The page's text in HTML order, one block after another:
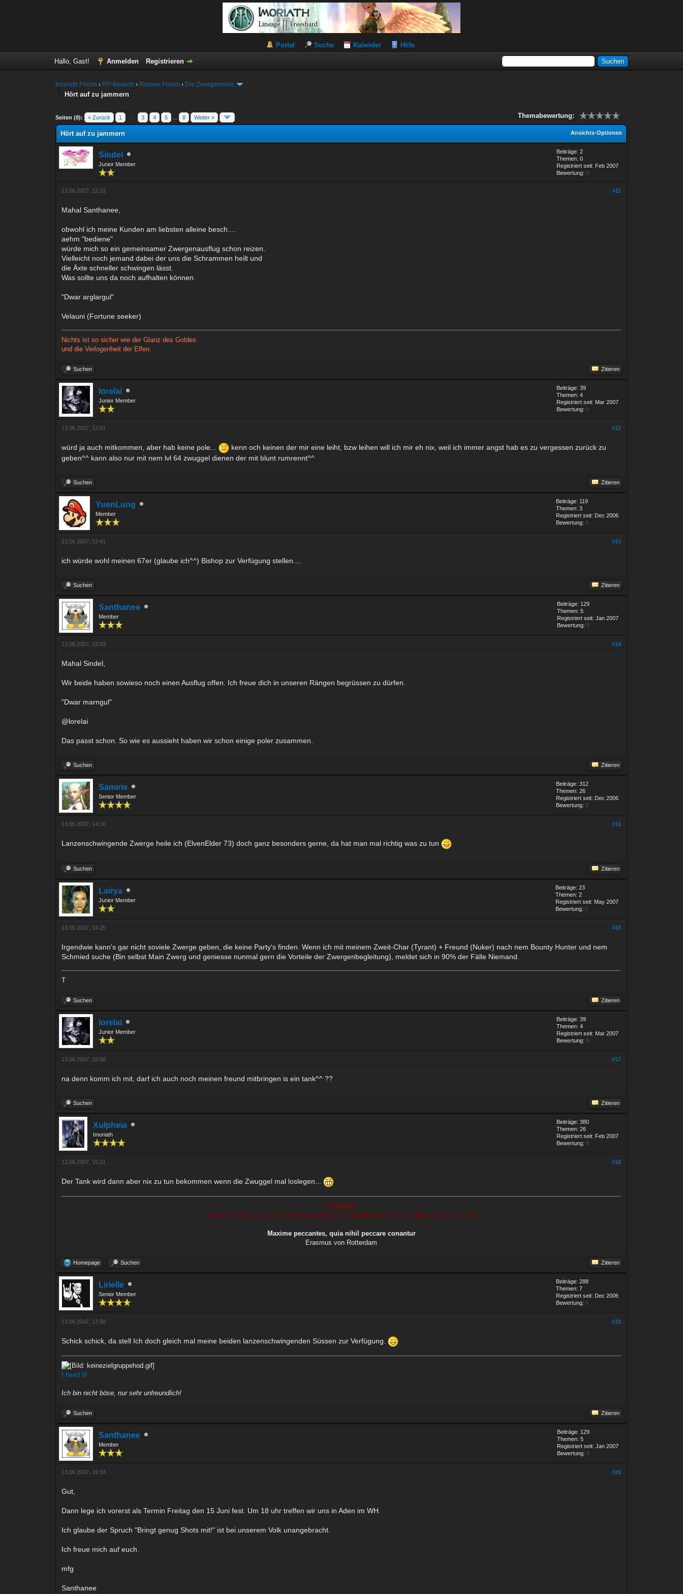
Portal Suche Kalender Hilfe
Hallo, Gast! Anmelden Registrieren
Imoriath Forum › RP-Bereich › Rassen Forum › Die Zwergenmine
Hört auf zu jammern
Seiten (8): « Zurück 1 3 4 5 8 Weiter » Themabewertung:
0 Bewertung(en) - 0 im Durchschnitt
1
2
3
4
5
Ansichts-Optionen
Hört auf zu jammern
Sindel
Junior Member
Beiträge: 2
Themen: 0
Registriert seit: Feb 2007
Bewertung: 0
#11
13.06.2007, 12:31
Mahal Santhanee,
obwohl ich meine Kunden am liebsten alleine besch....
aehm "bediene"
würde mich so ein gemeinsamer Zwergenausflug schon reizen.
Vielleicht noch jemand dabei der uns die Schrammen heilt und
die Äxte schneller schwingen lässt.
Was sollte uns da noch aufhalten können.
"Dwar arglargul"
Velauni (Fortune seeker)
Nichts ist so sicher wie der Glanz des Goldes
und die Verlogenheit der Elfen.
Suchen Zitieren
lorelai
Junior Member
Beiträge: 39
Themen: 4
Registriert seit: Mar 2007
Bewertung: 0
#12
13.06.2007, 12:51
würd ja auch mitkommen, aber hab keine pole...
kenn och keinen der mir eine leiht, bzw leihen will ich mir eh nix, weil ich immer angst hab es zu vergessen zurück zu
geben^^ kann also nur mit nem lvl 64 zwuggel dienen der mit blunt rumrennt^^
Suchen Zitieren
YuenLung
Member
Beiträge: 119
Themen: 3
Registriert seit: Dec 2006
Bewertung: 0
#13
13.06.2007, 13:41
ich würde wohl meinen 67er (glaube ich^^) Bishop zur Verfügung stellen....
Suchen Zitieren
Santhanee
Member
Beiträge: 129
Themen: 5
Registriert seit: Jan 2007
Bewertung: 0
#14
13.06.2007, 13:53
Mahal Sindel,
Wir beide haben sowieso noch einen Ausflug offen. Ich freue dich in unseren Rängen begrüssen zu dürfen.
"Dwar marngul"
@lorelai
Das passt schon. So wie es aussieht haben wir schon einige poler zusammen.
Suchen Zitieren
Samiris
Senior Member
Beiträge: 312
Themen: 26
Registriert seit: Dec 2006
Bewertung: 0
#15
13.06.2007, 14:06
Lanzenschwingende Zwerge heile ich (ElvenElder 73) doch ganz besonders gerne, da hat man mal richtig was zu tun
Suchen Zitieren
Lairya
Junior Member
Beiträge: 23
Themen: 2
Registriert seit: May 2007
Bewertung: 0
#16
13.06.2007, 14:25
Irgendwie kann's gar nicht soviele Zwerge geben, die keine Party's finden. Wenn ich mit meinem Zweit-Char (Tyrant) + Freund (Nuker) nach nem Bounty Hunter und nem
Schmied suche (Bin selbst Main Zwerg und geniesse nunmal gern die Vorteile der Zwergenbegleitung), meldet sich in 90% der Fälle Niemand.
T
Suchen Zitieren
lorelai
Junior Member
Beiträge: 39
Themen: 4
Registriert seit: Mar 2007
Bewertung: 0
#17
13.06.2007, 15:06
na denn komm ich mit, darf ich auch noch meinen freund mitbringen is ein tank^^ ??
Suchen Zitieren
Xulpheia
Imoriath
Beiträge: 380
Themen: 26
Registriert seit: Feb 2007
Bewertung: 0
#18
13.06.2007, 15:21
Der Tank wird dann aber nix zu tun bekommen wenn die Zwuggel mal loslegen...
~ Xulpheia ~
(Shilien Templar Lv 81 / Grand Khavatari Lv 78 / Doomcryer Lv 79 / Storm Screamer Lv 80)
Maxime peccantes, quia nihil peccare conantur
Erasmus von Rotterdam
Homepage Suchen Zitieren
Lirielle
Senior Member
Beiträge: 288
Themen: 7
Registriert seit: Dec 2006
Bewertung: 0
#19
13.06.2007, 17:50
Schick schick, da stell Ich doch gleich mal meine beiden lanzenschwingenden Süssen zur Verfügung.
I fixed it!
Ich bin nicht böse, nur sehr unfreundlich!
Suchen Zitieren
Santhanee
Member
Beiträge: 129
Themen: 5
Registriert seit: Jan 2007
Bewertung: 0
#20
13.06.2007, 19:33
Gut,
Dann lege ich vorerst als Termin Freitag den 15 Juni fest. Um 18 uhr treffen wir uns in Aden im WH.
Ich glaube der Spruch "Bringt genug Shots mit!" ist bei unserem Volk unangebracht.
Ich freue mich auf euch.
mfg
Santhanee